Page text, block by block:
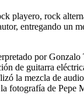
playero, rock
entregando un
por
de guitarra
la mezcla de
fotografía de Pepe